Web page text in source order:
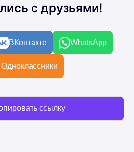
с друзьями!
ВКонтакте WhatsApp
Одноклассники
ссылку